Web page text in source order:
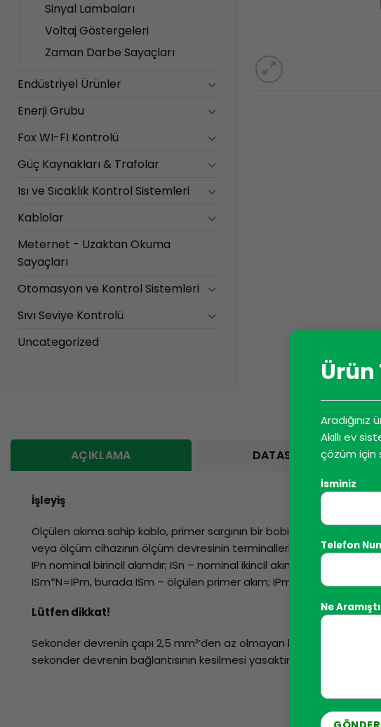
Akıllı ev
çözüm için
İsminiz
Telefon
Ne
Sinyal Lambaları
Voltaj Göstergeleri
Zaman Darbe Sayaçları
Endüstriyel Ürünler
Enerji Grubu
Fox WI-FI Kontrolü
Güç Kaynakları & Trafolar
Isı ve Sıcaklık Kontrol Sistemleri
Kablolar
Meternet - Uzaktan Okuma
Sayaçları
Otomasyon ve Kontrol Sistemleri
Sıvı Seviye Kontrolü
Uncategorized
AÇIKLAMA DATASHEET
İşleyiş
Ölçülen akıma sahip kablo, primer sargının bir bobinine eşdeğer
veya ölçüm cihazının ölçüm devresinin terminallerine bağlanır. Her
IPn nominal birincil akımdır; ISn – nominal ikincil akım; N – iletimin
ISm*N=IPm, burada ISm – ölçülen primer akım; IPm – ölçülen
Lütfen dikkat!
Sekonder devrenin çapı 2,5 mm²’den az olmayan bir tel ile
sekonder devrenin bağlantısının kesilmesi yasaktır (ortaya